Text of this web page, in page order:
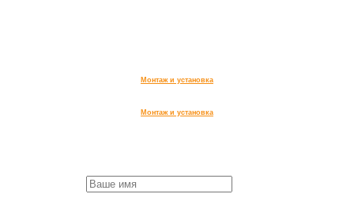
Монтаж и установка
Монтаж и установка